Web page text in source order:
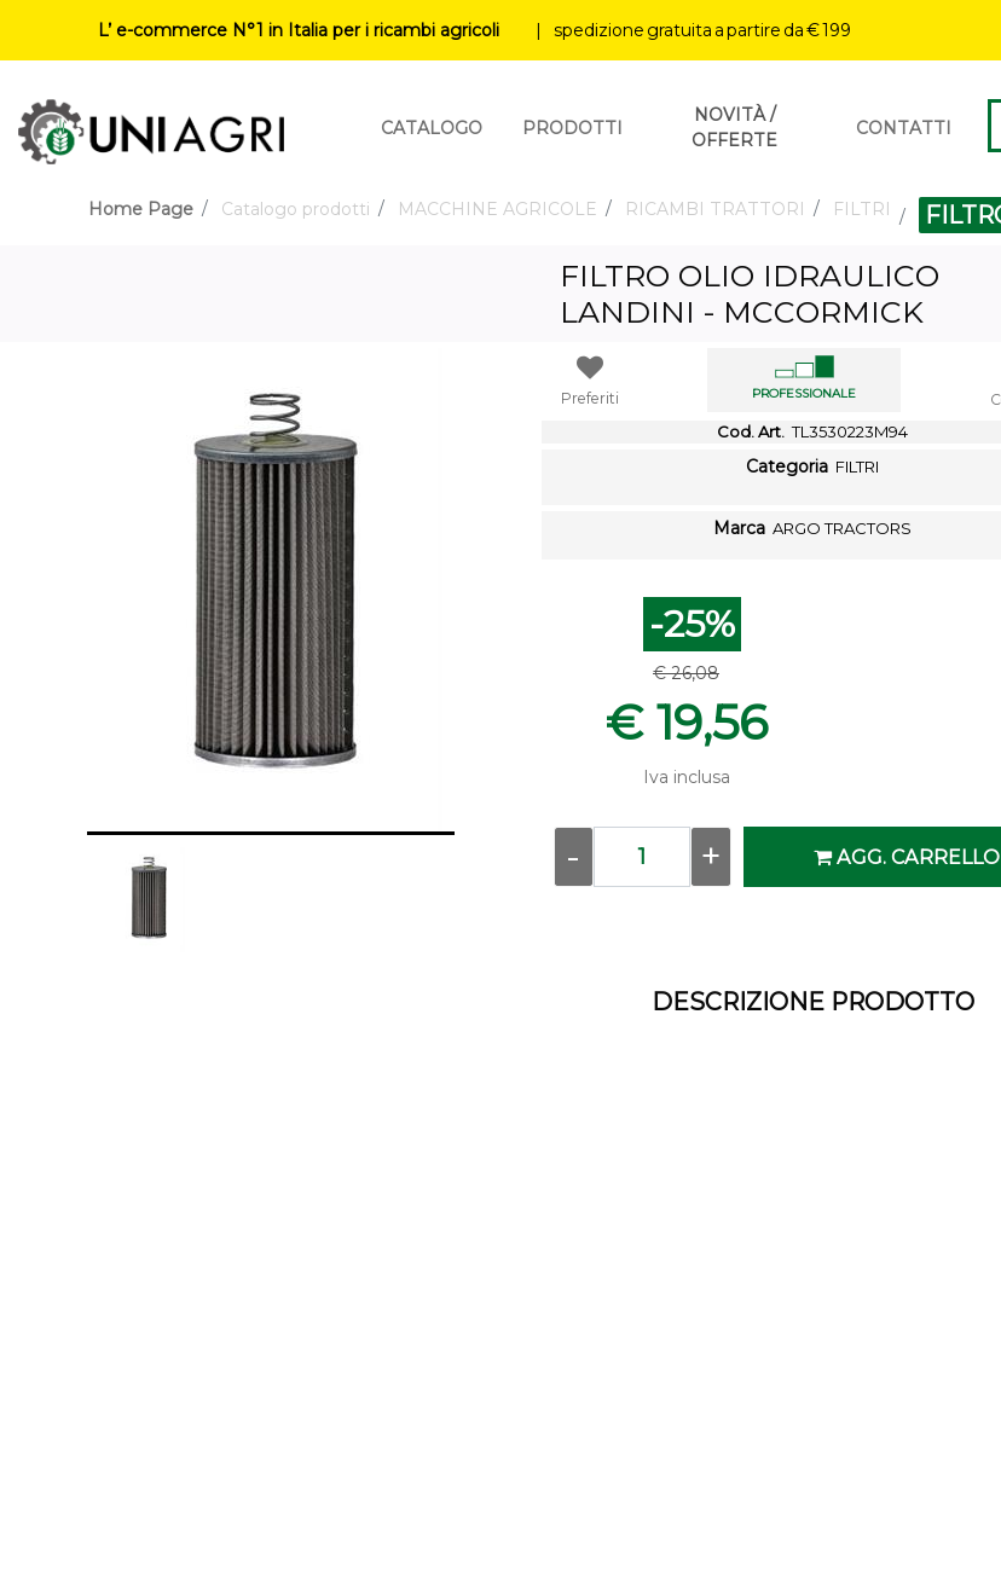
L’ e-commerce N°1 in Italia per i ricambi agricoli | spedizione gratuita a partire da € 199
CATALOGO PRODOTTI
NOVITÀ /
OFFERTE
CONTATTI
Home Page Catalogo prodotti MACCHINE AGRICOLE RICAMBI TRATTORI FILTRI
FILTRO OLIO IDRAULICO
LANDINI - MCCORMICK
Preferiti PROFESSIONALE
Cod. Art. TL3530223M94
Categoria FILTRI
Marca ARGO TRACTORS
-25%
€ 26,08
€ 19,56
Iva inclusa
AGG. CARRELLO
DESCRIZIONE PRODOTTO